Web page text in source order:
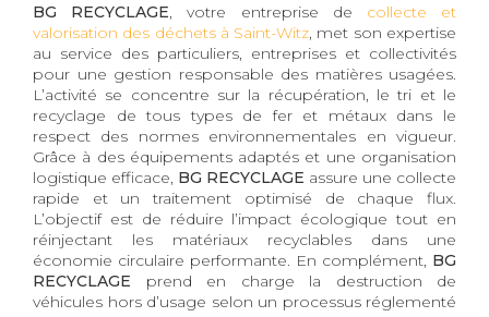
BG RECYCLAGE, votre entreprise de collecte et
valorisation des déchets à Saint-Witz, met son expertise
au service des particuliers, entreprises et collectivités
pour une gestion responsable des matières usagées.
L’activité se concentre sur la récupération, le tri et le
recyclage de tous types de fer et métaux dans le
respect des normes environnementales en vigueur.
Grâce à des équipements adaptés et une organisation
logistique efficace, BG RECYCLAGE assure une collecte
rapide et un traitement optimisé de chaque flux.
L’objectif est de réduire l’impact écologique tout en
réinjectant les matériaux recyclables dans une
économie circulaire performante. En complément, BG
RECYCLAGE prend en charge la destruction de
véhicules hors d’usage selon un processus réglementé